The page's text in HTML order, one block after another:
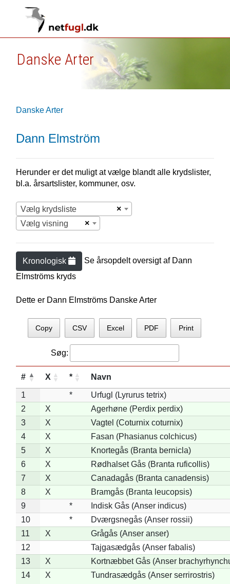
Danske Arter
Danske Arter
Dann Elmström
Herunder er det muligt at vælge blandt alle krydslister,
bl.a. årsartslister, kommuner, osv.
×
Vælg krydsliste
×
Vælg visning
Kronologisk Se årsopdelt oversigt af Dann
Elmströms kryds
Dette er Dann Elmströms Danske Arter
Copy CSV Excel PDF Print
Søg:
# X * Navn
1 *
Urfugl (Lyrurus tetrix)
2
X
Agerhøne (Perdix perdix)
3
X
Vagtel (Coturnix coturnix)
4
X
Fasan (Phasianus colchicus)
5
X
Knortegås (Branta bernicla)
6
X
Rødhalset Gås (Branta ruficollis)
7
X
Canadagås (Branta canadensis)
8
X
Bramgås (Branta leucopsis)
9
*
Indisk Gås (Anser indicus)
10
*
Dværgsnegås (Anser rossii)
11
X
Grågås (Anser anser)
12
Tajgasædgås (Anser fabalis)
13
X
Kortnæbbet Gås (Anser
14
X Tundrasædgås (Anser serrirostris)